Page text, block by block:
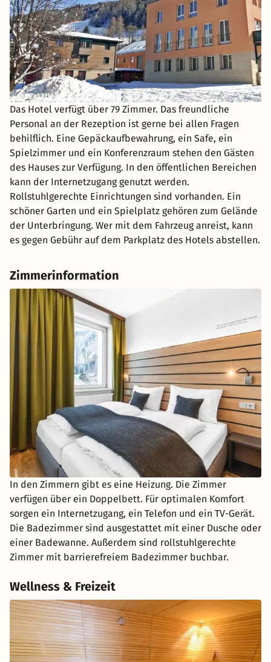
Das Hotel verfügt über 79 Zimmer. Das freundliche
Personal an der Rezeption ist gerne bei allen Fragen
behilflich. Eine Gepäckaufbewahrung, ein Safe, ein
Spielzimmer und ein Konferenzraum stehen den Gästen
des Hauses zur Verfügung. In den öffentlichen Bereichen
kann der Internetzugang genutzt werden.
Rollstuhlgerechte Einrichtungen sind vorhanden. Ein
schöner Garten und ein Spielplatz gehören zum Gelände
der Unterbringung. Wer mit dem Fahrzeug anreist, kann
es gegen Gebühr auf dem Parkplatz des Hotels abstellen.
Zimmerinformation
In den Zimmern gibt es eine Heizung. Die Zimmer
verfügen über ein Doppelbett. Für optimalen Komfort
sorgen ein Internetzugang, ein Telefon und ein TV-Gerät.
Die Badezimmer sind ausgestattet mit einer Dusche oder
einer Badewanne. Außerdem sind rollstuhlgerechte
Zimmer mit barrierefreiem Badezimmer buchbar.
Wellness & Freizeit